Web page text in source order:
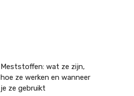
Meststoffen: wat ze zijn,
hoe ze werken en wanneer
je ze gebruikt